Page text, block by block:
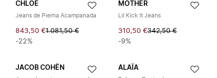
CHLOÉ
Jeans de Pierna Acampanada
843,50 €1.081,50 €
-22%
MOTHER
Lil Kick It Jeans
310,50 €342,50 €
-9%
JACOB COHËN ALAÏA